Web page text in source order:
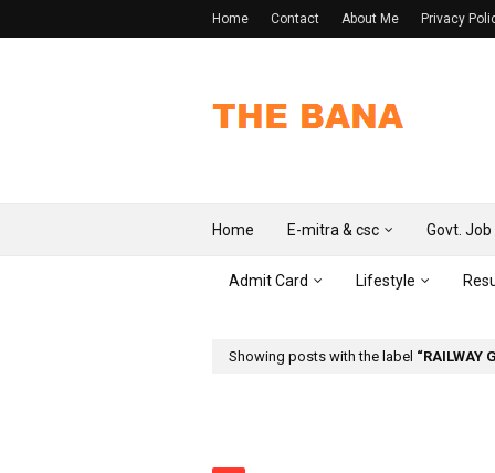
Home Contact About Me Privacy
Home E-mitra & csc Govt. Job
Admit Card Lifestyle
Showing posts with the label RAILWAY